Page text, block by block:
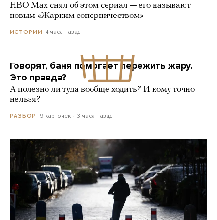
HBO Max снял об этом сериал — его называют
новым «Жарким соперничеством»
ИСТОРИИ 4 часа назад
Говорят, баня помогает пережить жару.
Это правда?
А полезно ли туда вообще ходить? И кому точно
нельзя?
РАЗБОР 9 карточек 3 часа назад